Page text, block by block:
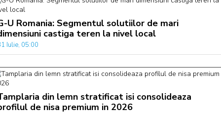
U Romania: Segmentul solutiilor de mari
castiga teren la nivel local
Iulie, 05:00
din lemn stratificat isi consolideaza
de nisa premium in 2026